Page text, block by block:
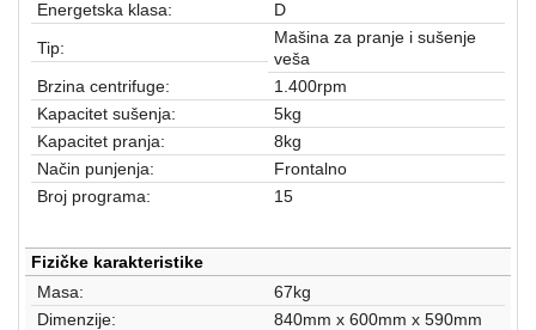
Software
Sve
kategorije
Energetska klasa:
D
Tip:
Mašina za pranje i sušenje
veša
Brzina centrifuge:
1.400rpm
Kapacitet sušenja:
5kg
Kapacitet pranja:
8kg
Način punjenja:
Frontalno
Broj programa:
15
Fizičke karakteristike
Masa:
67kg
Dimenzije:
840mm x 600mm x 590mm